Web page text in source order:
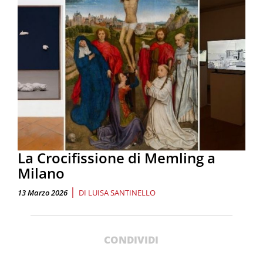
La Crocifissione di Memling a
Milano
13 Marzo 2026 | DI LUISA SANTINELLO
CONDIVIDI